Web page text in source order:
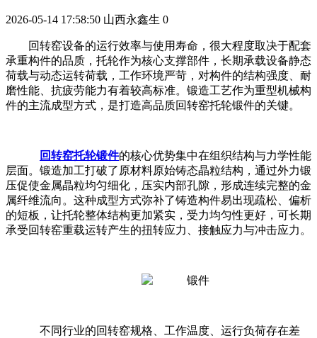
2026-05-14 17:58:50 山西永鑫生 0
回转窑设备的运行效率与使用寿命，很大程度取决于配套
承重构件的品质，托轮作为核心支撑部件，长期承载设备静态
荷载与动态运转荷载，工作环境严苛，对构件的结构强度、耐
磨性能、抗疲劳能力有着较高标准。锻造工艺作为重型机械构
件的主流成型方式，是打造高品质回转窑托轮锻件的关键。
回转窑托轮锻件的核心优势集中在组织结构与力学性能
层面。锻造加工打破了原材料原始铸态晶粒结构，通过外力锻
压促使金属晶粒均匀细化，压实内部孔隙，形成连续完整的金
属纤维流向。这种成型方式弥补了铸造构件易出现疏松、偏析
的短板，让托轮整体结构更加紧实，受力均匀性更好，可长期
承受回转窑重载运转产生的扭转应力、接触应力与冲击应力。
不同行业的回转窑规格、工作温度、运行负荷存在差